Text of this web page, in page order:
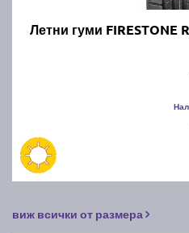
Летни гуми FIRESTONE
виж всички от размера